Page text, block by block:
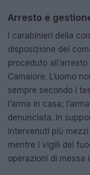
Arresto e
I carabinieri della
disposizione dei
proceduto
Camaiore. L’uomo
sempre secondo i
l’arma in casa;
denunciata. In
intervenuti più
mentre i vigili del
operazioni di messa